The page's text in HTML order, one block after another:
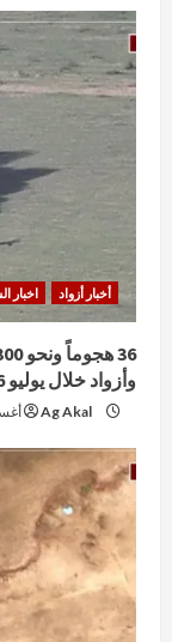
أخبار أزواد اخبار
وأزواد خلال يوليو 2026
Ag Akal